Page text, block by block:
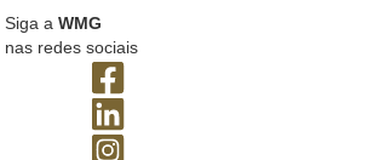
Siga a WMG
nas redes sociais